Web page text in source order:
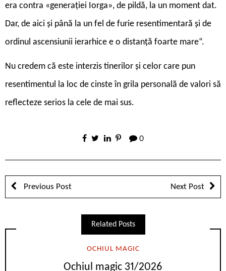
era contra «generației Iorga», de pildă, la un moment dat.
Dar, de aici și până la un fel de furie resentimentară și de
ordinul ascensiunii ierarhice e o distanță foarte mare“.
Nu credem că este interzis tinerilor și celor care pun
resentimentul la loc de cinste în grila personală de valori să
reflecteze serios la cele de mai sus.
0
Previous Post Next Post
Related Posts
OCHIUL MAGIC
Ochiul magic 31/2026